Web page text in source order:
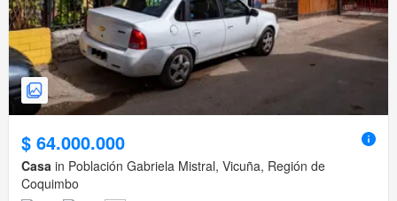
$ 64.000.000
Casa in Población Gabriela Mistral, Vicuña, Región de
Coquimbo